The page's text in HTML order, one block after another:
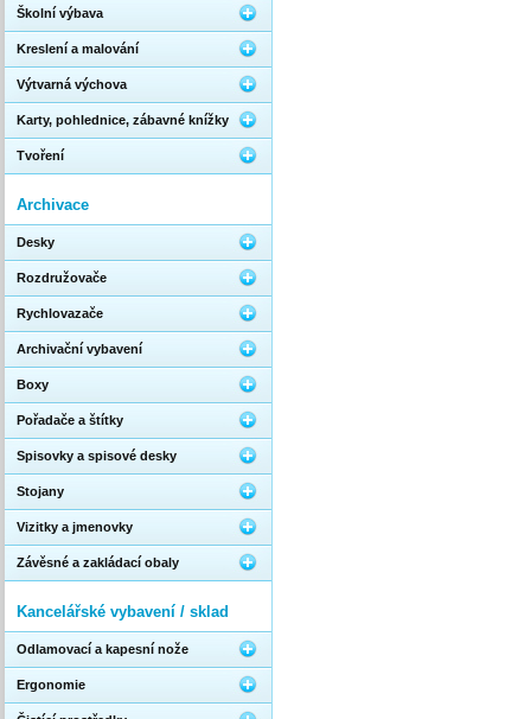
Školní výbava
Kreslení a malování
Výtvarná výchova
Karty, pohlednice, zábavné knížky
Tvoření
Archivace
Desky
Rozdružovače
Rychlovazače
Archivační vybavení
Boxy
Pořadače a štítky
Spisovky a spisové desky
Stojany
Vizitky a jmenovky
Závěsné a zakládací obaly
Kancelářské vybavení / sklad
Odlamovací a kapesní nože
Ergonomie